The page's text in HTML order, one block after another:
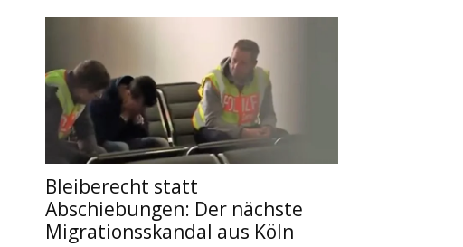
Bleiberecht statt
Abschiebungen: Der nächste
Migrationsskandal aus Köln